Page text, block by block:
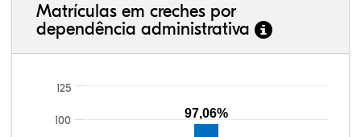
Matrículas em creches por
dependência administrativa
100
125
97,06%